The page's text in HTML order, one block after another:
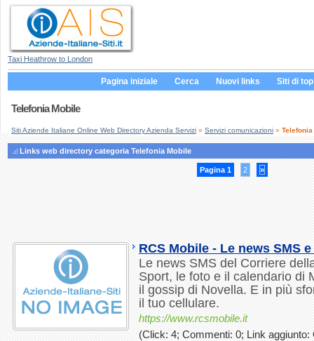
Taxi Heathrow to London
Pagina iniziale Cerca Nuovi links Siti di top
Telefonia Mobile
Siti Aziende Italiane Online Web Directory Azienda Servizi » Servizi comunicazioni »
Links web directory categoria Telefonia Mobile
Pagina 1 2 »
RCS Mobile - Le news SMS
Le news SMS del Corriere
Sport, le foto e il calendario di
il gossip di Novella. E in più
il tuo cellulare.
https://www.rcsmobile.it
(Click: 4; Commenti: 0; Link aggiunto: